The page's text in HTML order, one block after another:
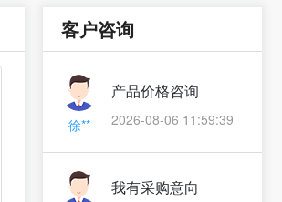
客户咨询
章** 2026-08-06 12:10:20
徐**
产品价格咨询
2026-08-06 11:59:39
我有采购意向